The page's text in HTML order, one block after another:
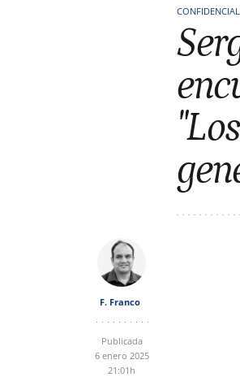
CONFIDENCIAL
F. Franco
Publicada
6 enero 2025
21:01h